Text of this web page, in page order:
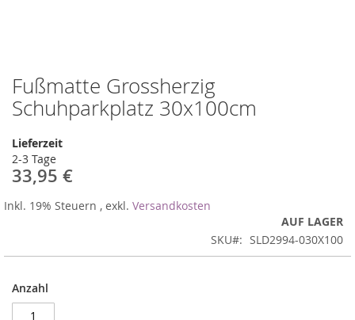
Fußmatte Grossherzig
Schuhparkplatz 30x100cm
Lieferzeit
2-3 Tage
33,95 €
Inkl. 19% Steuern , exkl. Versandkosten
AUF LAGER
SKU
SLD2994-030X100
Anzahl
Zum
Anfang
der
springen